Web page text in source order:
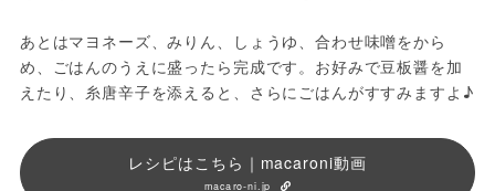
あとはマヨネーズ、みりん、しょうゆ、合わせ味噌をから
め、ごはんのうえに盛ったら完成です。お好みで豆板醤を加
えたり、糸唐辛子を添えると、さらにごはんがすすみますよ♪
レシピはこちら｜macaroni動画
macaro-ni.jp